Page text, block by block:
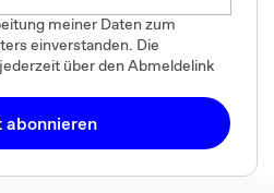
meiner Daten zum
einverstanden. Die
über den Abmeldelink
abonnieren